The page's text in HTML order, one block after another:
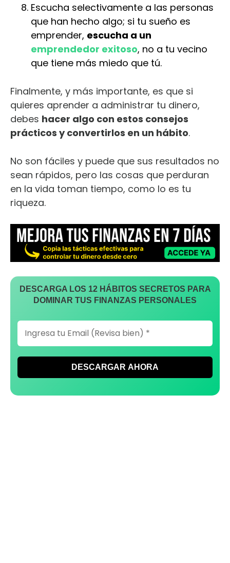
Escucha selectivamente a las personas
que han hecho algo; si tu sueño es
emprender, escucha a un
emprendedor exitoso, no a tu vecino
que tiene más miedo que tú.
Finalmente, y más importante, es que si
quieres aprender a administrar tu dinero,
debes hacer algo con estos consejos
prácticos y convertirlos en un hábito.
No son fáciles y puede que sus resultados no
sean rápidos, pero las cosas que perduran
en la vida toman tiempo, como lo es tu
riqueza.
DESCARGA LOS 12 HÁBITOS SECRETOS PARA
DOMINAR TUS FINANZAS PERSONALES